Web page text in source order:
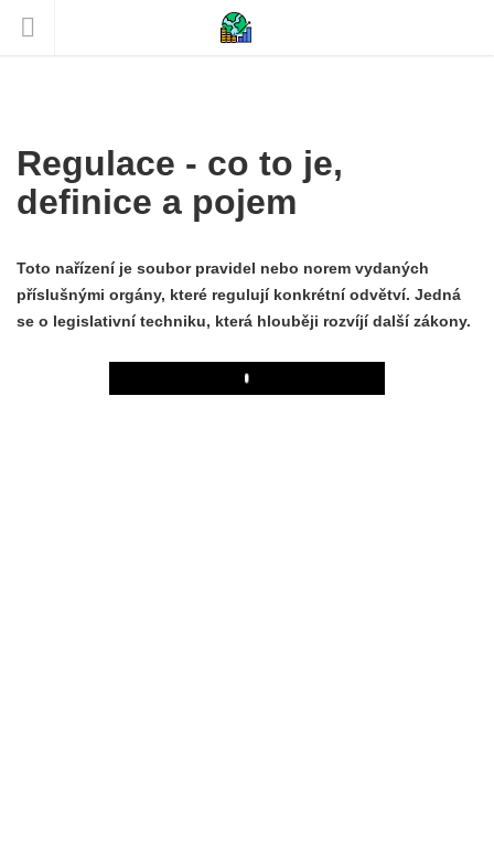
Regulace - co to je,
definice a pojem
Toto nařízení je soubor pravidel nebo norem vydaných
příslušnými orgány, které regulují konkrétní odvětví. Jedná
se o legislativní techniku, která hlouběji rozvíjí další zákony.
Play